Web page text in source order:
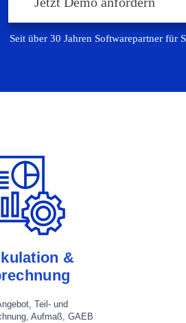
Seit über 30 Jahren Softwarepartner für
&
Teil- und
Aufmaß, GAEB